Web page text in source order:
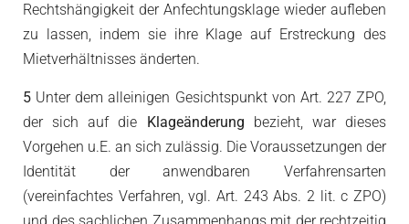
Rechtshängigkeit der Anfechtungsklage wieder aufleben
zu lassen, indem sie ihre Klage auf Erstreckung des
Mietverhältnisses änderten.
5 Unter dem alleinigen Gesichtspunkt von Art. 227 ZPO,
der sich auf die Klageänderung bezieht, war dieses
Vorgehen u.E. an sich zulässig. Die Voraussetzungen der
Identität der anwendbaren Verfahrensarten
(vereinfachtes Verfahren, vgl. Art. 243 Abs. 2 lit. c ZPO)